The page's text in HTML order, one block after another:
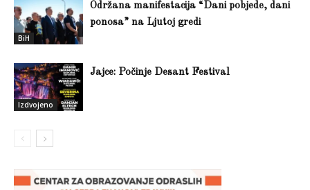
BiH
Održana manifestacija “Dani pobjede, dani
ponosa” na Ljutoj gredi
Izdvojeno
Jajce: Počinje Desant Festival